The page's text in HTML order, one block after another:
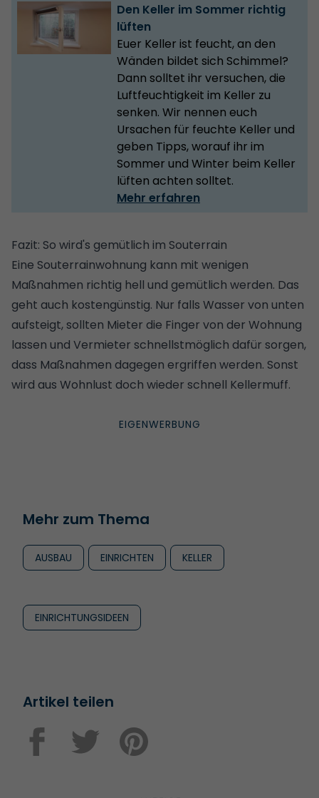
Den Keller im Sommer richtig
lüften
Euer Keller ist feucht, an den
Wänden bildet sich Schimmel?
Dann solltet ihr versuchen, die
Luftfeuchtigkeit im Keller zu
senken. Wir nennen euch
Ursachen für feuchte Keller und
geben Tipps, worauf ihr im
Sommer und Winter beim Keller
lüften achten solltet.
Mehr erfahren
Fazit: So wird's gemütlich im Souterrain
Eine Souterrainwohnung kann mit wenigen
Maßnahmen richtig hell und gemütlich werden. Das
geht auch kostengünstig. Nur falls Wasser von unten
aufsteigt, sollten Mieter die Finger von der Wohnung
lassen und Vermieter schnellstmöglich dafür sorgen,
dass Maßnahmen dagegen ergriffen werden. Sonst
wird aus Wohnlust doch wieder schnell Kellermuff.
Mehr zum Thema
AUSBAU EINRICHTEN KELLER
EINRICHTUNGSIDEEN
Artikel teilen